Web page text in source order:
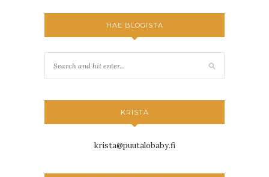
HAE BLOGISTA
KRISTA
krista@puutalobaby.fi